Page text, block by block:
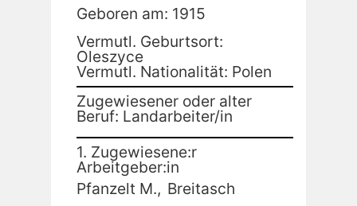
Geboren am: 1915
Vermutl. Geburtsort:
Oleszyce
Vermutl. Nationalität: Polen
Zugewiesener oder alter
Beruf: Landarbeiter/in
1. Zugewiesene:r
Arbeitgeber:in
Pfanzelt M., Breitasch